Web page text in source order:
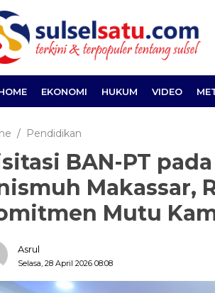
EKONOMI HUKUM VIDEO
Pendidikan
BAN-PT
Makassar,
Mutu
Asrul
Selasa, 28 April 2026 08:08